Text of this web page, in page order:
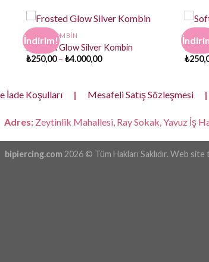
İndirim!
KULAK KOMBIN
Frosted Glow Silver Kombin
₺250,00 –₺4.000,00Fiyat
₺4.000,00
Soft
₺
İade Koşulları | Mesafeli Satış Sözleşmesi |
Adres:Zeytinlik Mahallesi, Ray Sokak, Yavuz İş
bipiercing.com 2026 © Tüm Hakları Saklıdır. Web site